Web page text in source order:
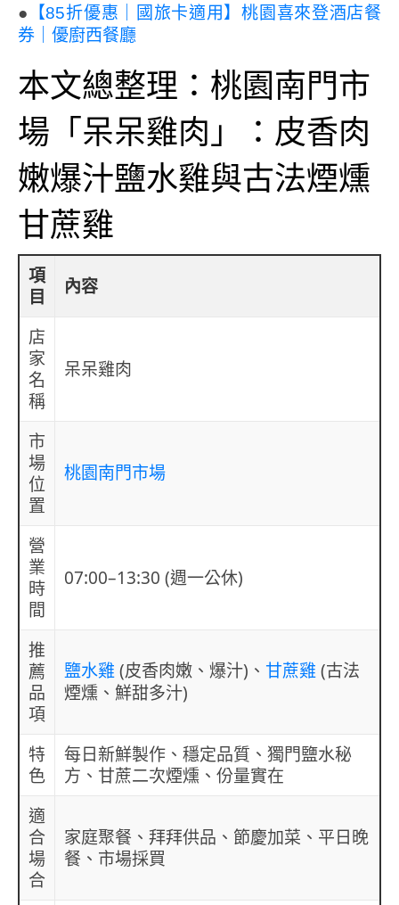
● 【85折優惠｜國旅卡適用】桃園喜來登酒店餐
券｜優廚西餐廳
本文總整理：桃園南門市
場「呆呆雞肉」：皮香肉
嫩爆汁鹽水雞與古法煙燻
甘蔗雞
項
目
內容
店
家
名
稱
呆呆雞肉
市
場
位
置
桃園南門市場
營
業
時
間
07:00–13:30 (週一公休)
推
薦
品
項
鹽水雞 (皮香肉嫩、爆汁)、 甘蔗雞 (古法
煙燻、鮮甜多汁)
特
色
每日新鮮製作、穩定品質、獨門鹽水秘
方、甘蔗二次煙燻、份量實在
適
合
場
合
家庭聚餐、拜拜供品、節慶加菜、平日晚
餐、市場採買